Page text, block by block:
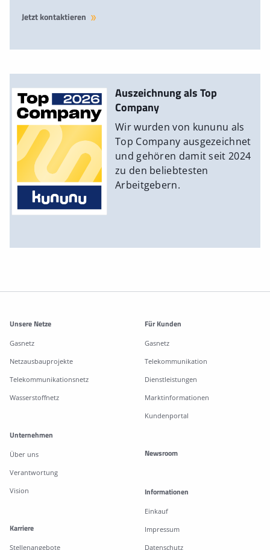
Jetzt kontaktieren
Auszeichnung als Top
Company
Wir wurden von kununu als
Top Company ausgezeichnet
und gehören damit seit 2024
zu den beliebtesten
Arbeitgebern.
Weitere Informationen
Unsere Netze
Gasnetz
Netzausbauprojekte
Telekommunikationsnetz
Wasserstoffnetz
Für Kunden
Gasnetz
Telekommunikation
Dienstleistungen
Marktinformationen
Kundenportal
Unternehmen
Über uns
Verantwortung
Vision
Karriere
Stellenangebote
Newsroom
Informationen
Einkauf
Impressum
Datenschutz